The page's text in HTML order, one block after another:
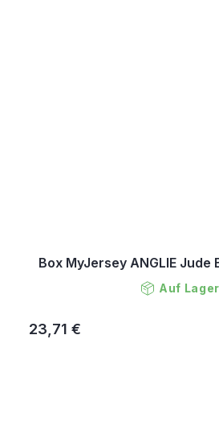
Box MyJersey ANGLIE Jude
Auf Lager
23,71 €